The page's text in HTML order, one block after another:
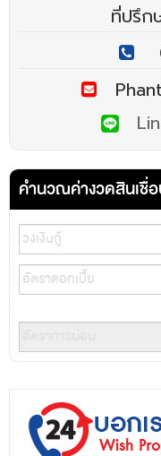
ที่ปรึก
คำนวณค่างวดสินเชื่